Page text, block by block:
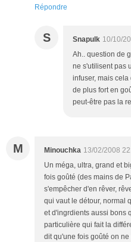
Répondre
S Snapulk 10/10/
Ah.. question de
ne s'utilisent pas
infuser, mais
de plus fort en
peut-être pas la
M Minouchka 13/02/2008
Un méga, ultra, grand et
fois goûté (des mains de
s'empêcher d'en rêver,
qui vaut le détour, normal
et d'ingrdients aussi bons
particulière qui fait la
dit qu'une fois goûté on